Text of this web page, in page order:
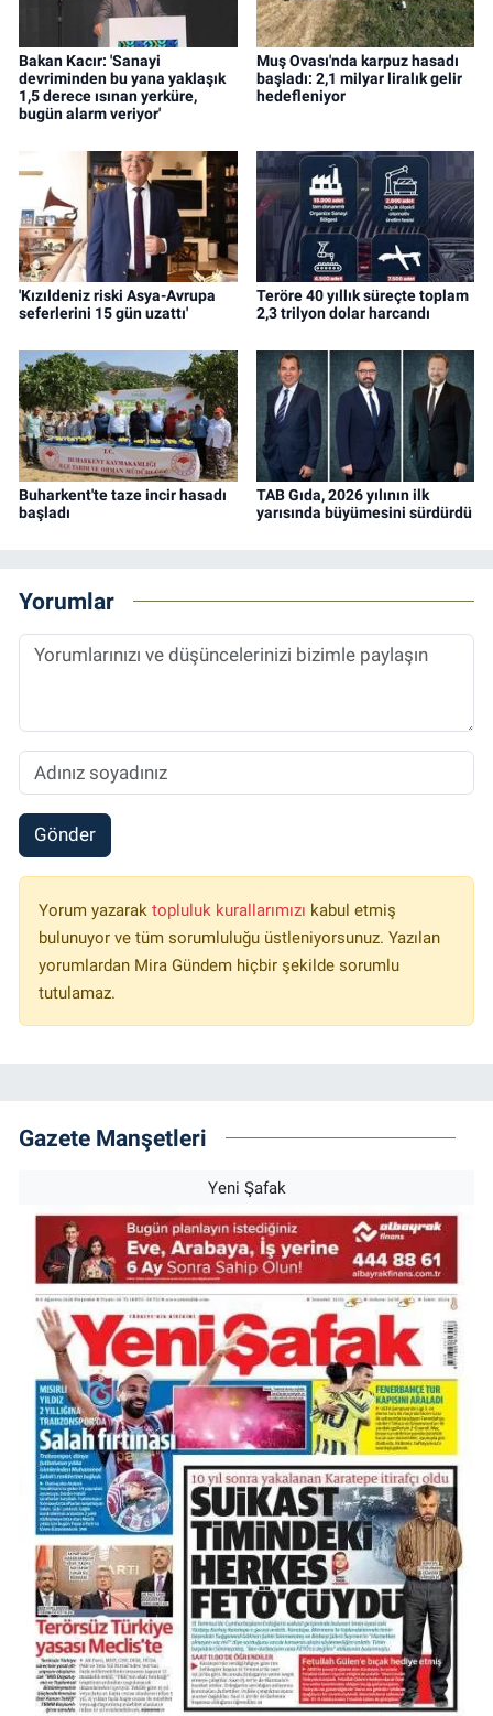
Bakan Kacır: 'Sanayi
devriminden bu yana yaklaşık
1,5 derece ısınan yerküre,
bugün alarm veriyor'
Muş Ovası'nda karpuz hasadı
başladı: 2,1 milyar liralık gelir
hedefleniyor
'Kızıldeniz riski Asya-Avrupa
seferlerini 15 gün uzattı'
Teröre 40 yıllık süreçte toplam
2,3 trilyon dolar harcandı
Buharkent'te taze incir hasadı
başladı
TAB Gıda, 2026 yılının ilk
yarısında büyümesini sürdürdü
Yorumlar
Gönder
Yorum yazarak topluluk kurallarımızı kabul etmiş
bulunuyor ve tüm sorumluluğu üstleniyorsunuz. Yazılan
yorumlardan Mira Gündem hiçbir şekilde sorumlu
tutulamaz.
Gazete Manşetleri
Yeni Şafak